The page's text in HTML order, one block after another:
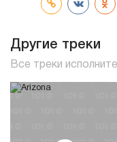
Другие треки
Все треки